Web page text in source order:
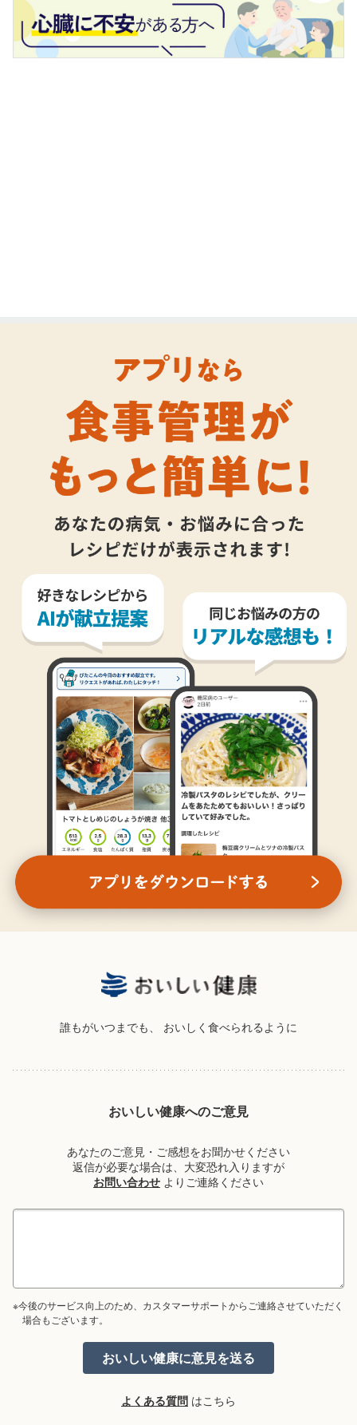
誰もがいつまでも、 おいしく食べられるように
おいしい健康へのご意見
あなたのご意見・ご感想をお聞かせください
返信が必要な場合は、大変恐れ入りますが
お問い合わせ よりご連絡ください
※今後のサービス向上のため、カスタマーサポートからご連絡させていただく
場合もございます。
よくある質問 はこちら